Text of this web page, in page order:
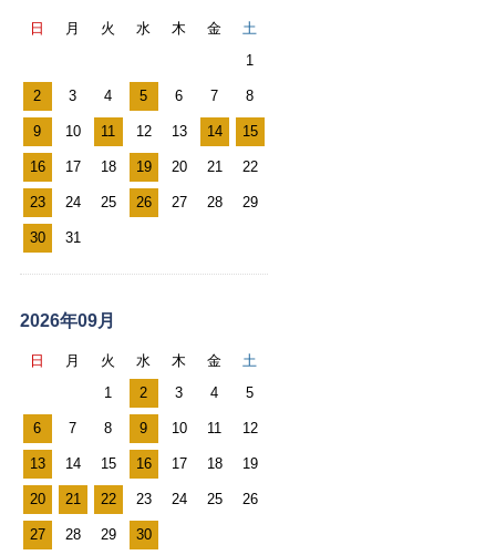
ュ
ル
カ
レ
ン
ダ
ー
日 月 火 水 木 金
土
1
2 3 4 5 6 7 8
9 10 11 12 13 14 15
16 17 18 19 20 21 22
23 24 25 26 27 28 29
30 31
2026年09月
日 月 火 水 木 金
土
1
2 3 4 5
6 7 8 9 10 11 12
13 14 15 16 17 18 19
20 21 22 23 24 25 26
27 28 29 30